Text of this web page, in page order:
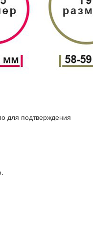
для подтверждения